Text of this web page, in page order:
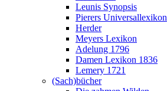
Leunis Synopsis
Pierers Universallexikon
Herder
Meyers Lexikon
Adelung 1796
Damen Lexikon 1836
Lemery 1721
(Sach)bücher